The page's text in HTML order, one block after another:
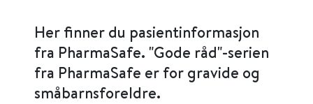
Her finner du pasientinformasjon
fra PharmaSafe. "Gode råd"-serien
fra PharmaSafe er for gravide og
småbarnsforeldre.